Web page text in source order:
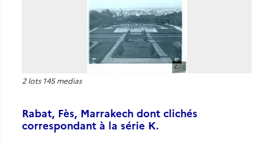
2 lots 145 medias
Rabat, Fès, Marrakech dont clichés
correspondant à la série K.